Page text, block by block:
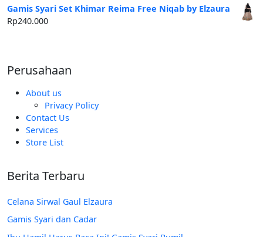
adalah:
ini
Gamis Syari Set Khimar Reima Free Niqab by Elzaura
Rp240.000
Perusahaan
About us
Privacy Policy
Contact Us
Services
Store List
Berita Terbaru
Celana Sirwal Gaul Elzaura
Gamis Syari dan Cadar